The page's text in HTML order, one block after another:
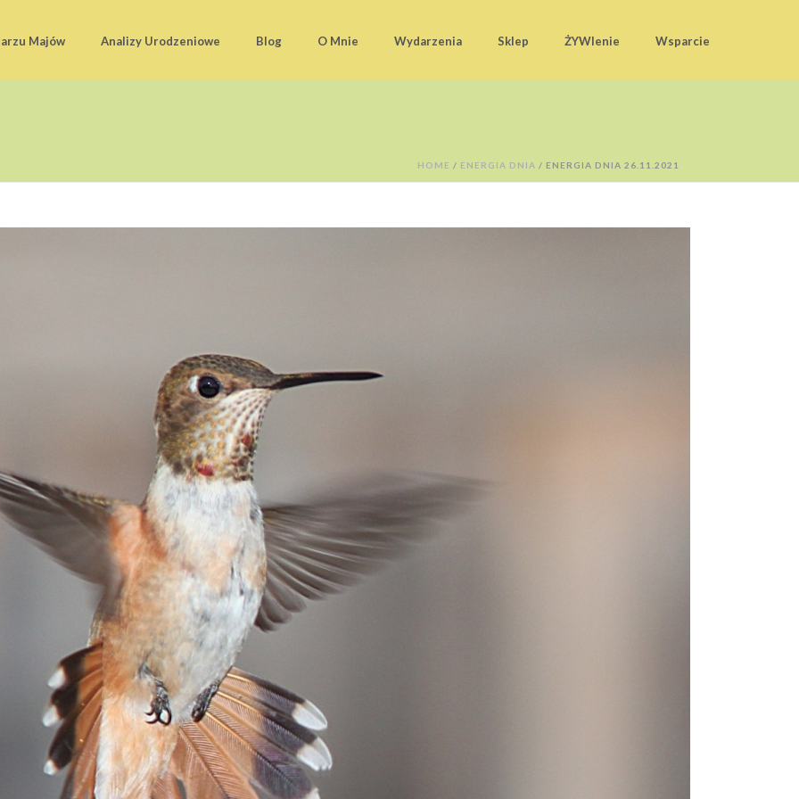
Majów Analizy Urodzeniowe Blog O Mnie Wydarzenia Sklep ŻYWIenie Wsparcie
HOME / ENERGIA DNIA / ENERGIA DNIA 26.11.2021